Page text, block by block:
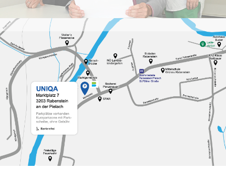
Was ist eine seriöse
Versicherungsberatung?
Eine kompetente
Versicherungsberatung bedeutet,
dass Sie eine professionelle
Einschätzung zu Ihrer aktuellen
abgestimmt. Eine gute
Risiken zu erkennen, Lücken zu
schließen und unnötige Kosten zu